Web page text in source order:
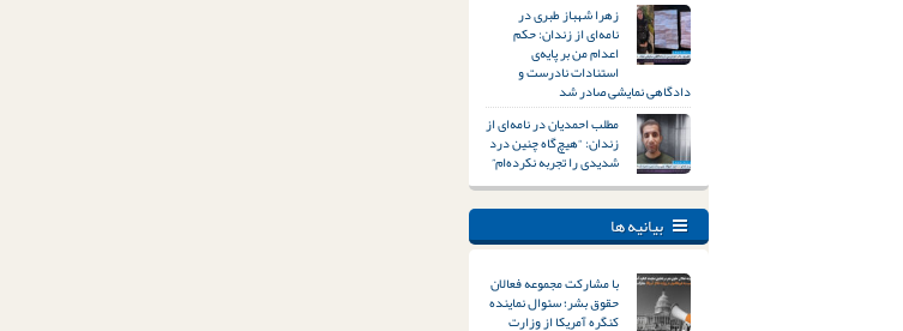
زهرا شهباز طبری در
نامه‌ای از زندان: حکم
اعدام من بر پایه‌ی
استنادات نادرست و
دادگاهی نمایشی صادر شد
مطلب احمدیان در نامه‌ای از
زندان: “هیچ‌گاه چنین درد
شدیدی را تجربه نکرده‌ام”
بیانیه ها
با مشارکت مجموعه فعالان
حقوق بشر؛ سئوال نماینده
کنگره آمریکا از وزارت